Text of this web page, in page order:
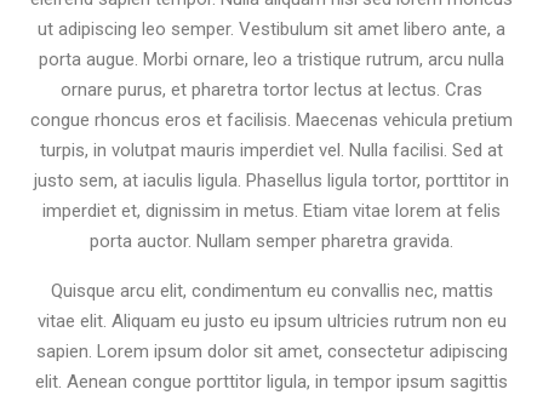
ut adipiscing leo semper. Vestibulum sit amet libero ante, a
porta augue. Morbi ornare, leo a tristique rutrum, arcu nulla
ornare purus, et pharetra tortor lectus at lectus. Cras
congue rhoncus eros et facilisis. Maecenas vehicula pretium
turpis, in volutpat mauris imperdiet vel. Nulla facilisi. Sed at
justo sem, at iaculis ligula. Phasellus ligula tortor, porttitor in
imperdiet et, dignissim in metus. Etiam vitae lorem at felis
porta auctor. Nullam semper pharetra gravida.
Quisque arcu elit, condimentum eu convallis nec, mattis
vitae elit. Aliquam eu justo eu ipsum ultricies rutrum non eu
sapien. Lorem ipsum dolor sit amet, consectetur adipiscing
elit. Aenean congue porttitor ligula, in tempor ipsum sagittis